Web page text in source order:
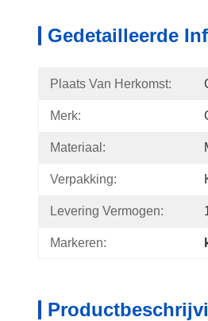
Gedetailleerde
Plaats Van Herkomst:
Merk:
Materiaal:
Verpakking:
Levering Vermogen:
Markeren: